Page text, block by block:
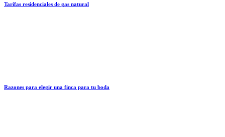
Tarifas residenciales de gas natural
Razones para elegir una finca para tu boda